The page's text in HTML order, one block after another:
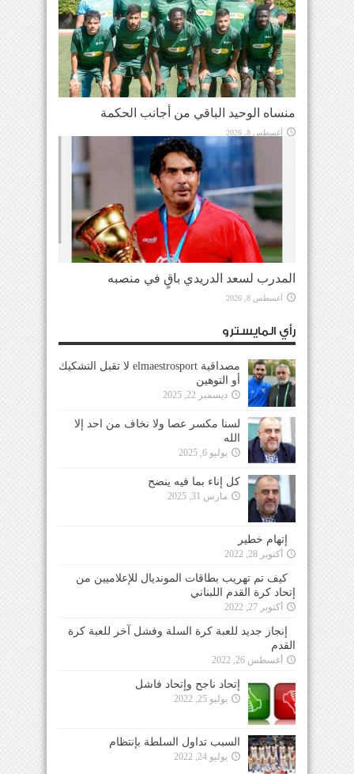
منساه الوحيد الباقي من أجانب الحكمة
أغسطس 8, 2026
المدرب لسعد الدريدي باقٍ في منصبه
أغسطس 8, 2026
رأي المايسترو
مصداقية elmaestrosport لا تقبل التشكيك
أو التوهين
ديسمبر 22, 2025
لسنا مكسر عصا ولا نخاف من احد إلا
الله
يوليو 6, 2025
كل إناء بما فيه ينضح
مارس 31, 2025
إتهام خطير
أكتوبر 28, 2022
كيف تم تهريب بطاقات المونديال للإعلاميين من
إتحاد كرة القدم اللبناني
أكتوبر 27, 2022
إنجاز جديد للعبة كرة السلة وفشل آخر للعبة كرة
القدم
أغسطس 26, 2022
إتحاد ناجح وإتحاد فاشل
يوليو 25, 2022
السبب تداول السلطة بإنتظام
يوليو 24, 2022